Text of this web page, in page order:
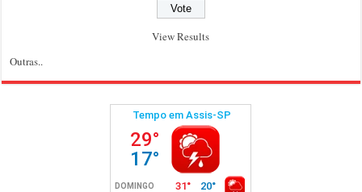
View Results
Outras..